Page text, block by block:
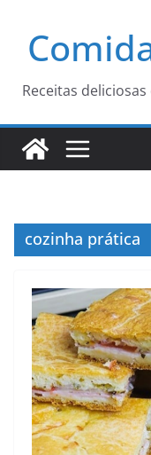
conteúdo
Receitas
cozinha prática